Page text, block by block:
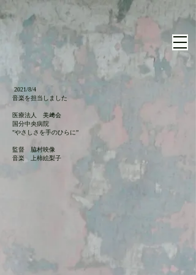
2021/8/4
音楽を担当しました
医療法人 美﨑会
国分中央病院
"やさしさを手のひらに”
監督 脇村映像
​音楽 上柿絵梨子